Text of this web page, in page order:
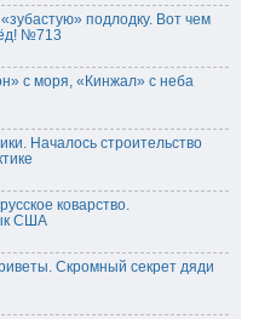
подлодку. Вот чем
№713
с моря, «Кинжал» с неба
Началось строительство
коварство.
CША
Скромный секрет дяди